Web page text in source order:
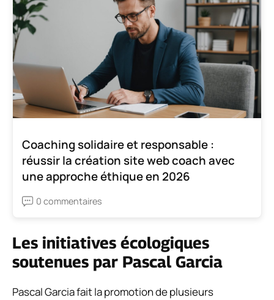
Coaching solidaire et responsable :
réussir la création site web coach avec
une approche éthique en 2026
0 commentaires
Les initiatives écologiques
soutenues par Pascal Garcia
Pascal Garcia fait la promotion de plusieurs